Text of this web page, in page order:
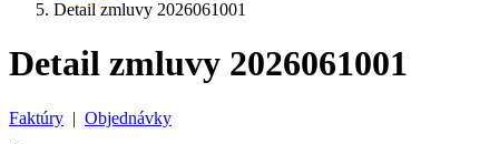
Detail zmluvy 2026061001
Detail zmluvy 2026061001
Faktúry | Objednávky